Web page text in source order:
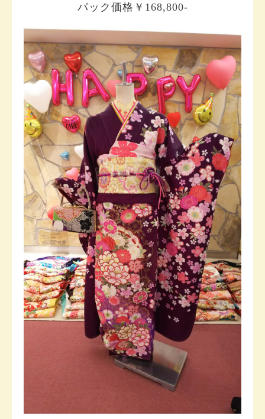
パック価格￥168,800-